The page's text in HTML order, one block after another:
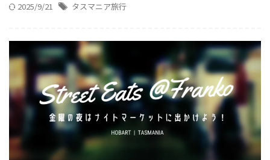
2025/9/21 タスマニア旅行